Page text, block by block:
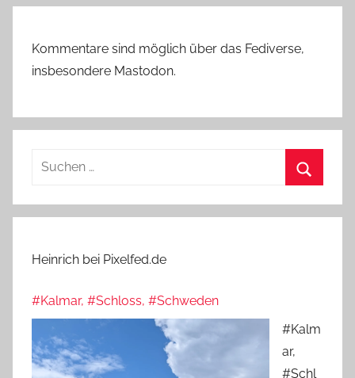
Kommentare sind möglich über das Fediverse,
insbesondere Mastodon.
Suchen
Heinrich bei Pixelfed.de
#Kalmar, #Schloss, #Schweden
#Kalm
ar,
#Schl